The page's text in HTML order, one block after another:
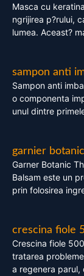
Masca cu
ngrijirea p?rului,
lumea. Aceast?
sampon anti
Sampon anti
o componenta
unul dintre
garnier
Garner Botanic
Balsam este un
prin folosirea
crescina fiole
Crescina fiole
tratarea
a regenera parul,